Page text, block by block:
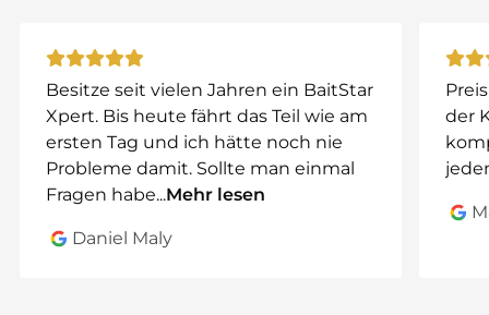
Touchscreen-Steuerung
einfach über das Display bedienen.
⚙️Kompatibilität & Installation
Dieses Upgrade ist
kompatibel mit allen BaitStar
Advanced und Pro Modellen ab 2023
. Du bist dir
nicht sicher?Kontaktiere unser Support-Team
Besitze seit vielen Jahren ein BaitStar
Xpert. Bis heute fährt das Teil wie am
ersten Tag und ich hätte noch nie
Probleme damit. Sollte man einmal
Fragen habe...Mehr lesen
Daniel Maly
der